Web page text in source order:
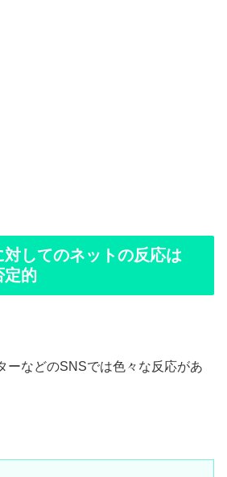
してのネットの反応は
定的
ーなどのSNSでは色々な反応があ